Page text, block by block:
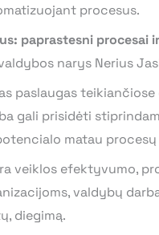
procesus.
paprastesni procesai
narys Nerius
paslaugas
gali prisidėti
matau
veiklos efektyvumo,
valdybų
diegimą.